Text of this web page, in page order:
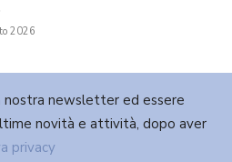
2026
nostra newsletter ed essere
novità e attività, dopo aver
privacy